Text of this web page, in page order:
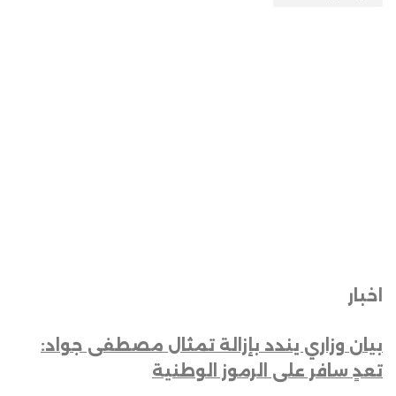
اخبار
بيان وزاري يندد بإزالة تمثال مصطفى جواد:
تعدٍ سافر على الرموز الوطنية